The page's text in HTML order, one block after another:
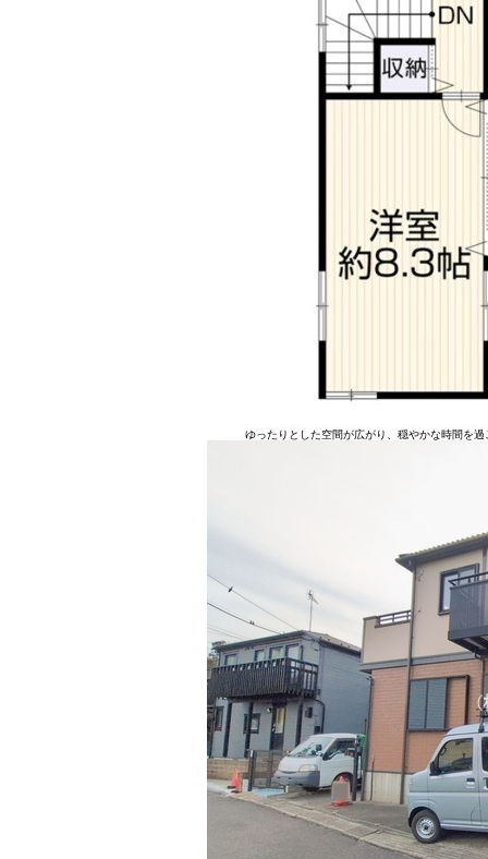
ゆったりとした空間が広がり、穏やかな時間を